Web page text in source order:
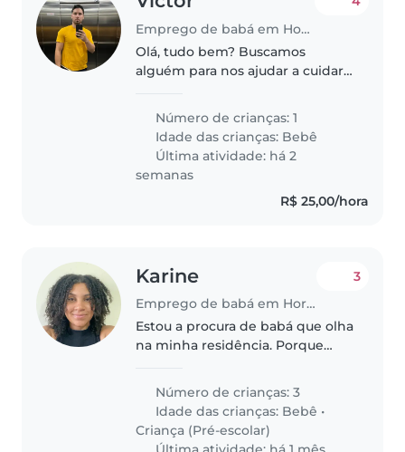
Emprego de babá em Hortolândia
Olá, tudo bem? Buscamos
alguém para nos ajudar a cuidar
Número de crianças: 1
Idade das crianças: Bebê
Última atividade: há 2
semanas
R$ 25,00/hora
Karine
Emprego de babá em Hortolândia
3
Estou a procura de babá que olha
na minha residência. Porque
mais 2 que so precisa que
alguém olhe porque não fica
ngm em casa a tarde , preciso
das 14 hrs..
Número de crianças: 3
Idade das crianças: Bebê •
Criança (Pré-escolar)